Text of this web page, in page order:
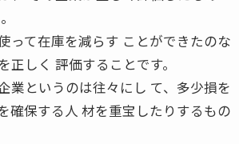
って在庫を減らす ことができたのな
正しく 評価することです。
業というのは往々にし て、多少損を
確保する人 材を重宝したりするもの